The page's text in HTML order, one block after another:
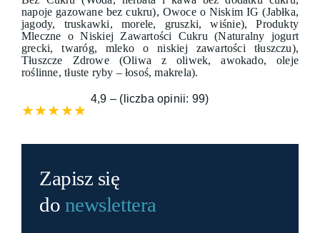
napoje gazowane bez cukru), Owoce o Niskim IG (Jabłka,
jagody, truskawki, morele, gruszki, wiśnie), Produkty
Mleczne o Niskiej Zawartości Cukru (Naturalny jogurt
grecki, twaróg, mleko o niskiej zawartości tłuszczu),
Tłuszcze Zdrowe (Oliwa z oliwek, awokado, oleje
roślinne, tłuste ryby – łosoś, makrela).
★★★★★
4,9 – (liczba opinii: 99)
Zapisz się
do newslettera